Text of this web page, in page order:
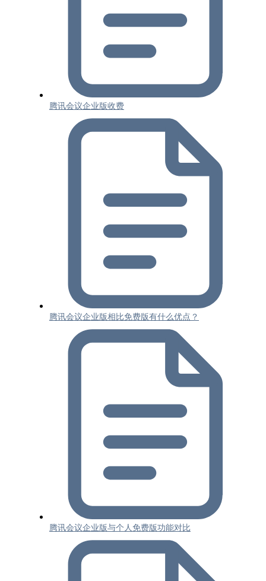
腾讯会议企业版收费
腾讯会议企业版相比免费版有什么优点？
腾讯会议企业版与个人免费版功能对比